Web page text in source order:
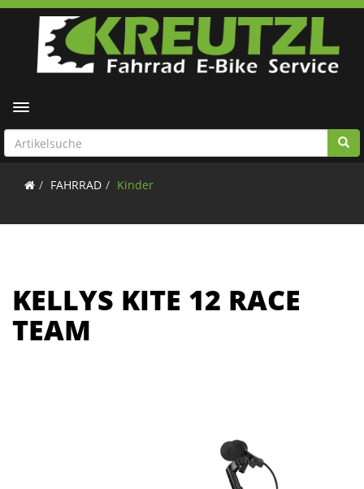
Toggle navigation
FAHRRAD Kinder
KELLYS KITE 12 RACE
TEAM